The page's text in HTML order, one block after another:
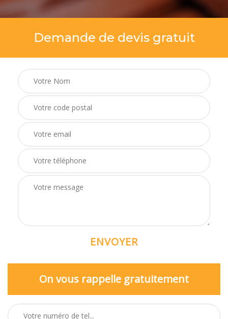
Demande de devis gratuit
On vous rappelle gratuitement